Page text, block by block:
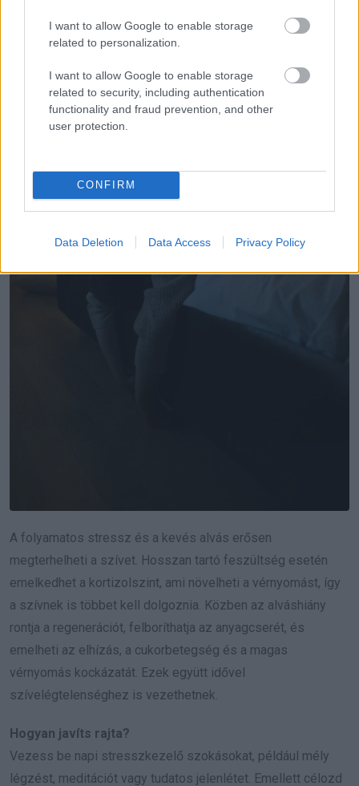
I want to allow Google to enable storage
related to personalization.
I want to allow Google to enable storage
related to security, including authentication
functionality and fraud prevention, and other
user protection.
CONFIRM
Data Deletion Data Access Privacy Policy
A folyamatos stressz és a kevés alvás erősen
megterhelheti a szívet. Hosszan tartó feszültség esetén
emelkedhet a kortizolszint, ami növelheti a vérnyomást, így
a szívnek is többet kell dolgoznia. Közben az alváshiány
rontja a regenerációt, felboríthatja az anyagcserét, és
emelheti az elhízás, a cukorbetegség és a magas
vérnyomás kockázatát. Ezek együtt idővel
szívelégtelenséghez is vezethetnek.
Hogyan javíts rajta?
Vezess be napi stresszkezelő szokásokat, például mély
légzést, meditációt vagy tudatos jelenlétet. Emellett célozd